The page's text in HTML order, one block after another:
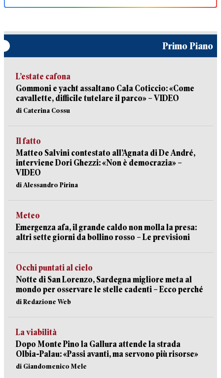
Primo Piano
L’estate cafona
Gommoni e yacht assaltano Cala Coticcio: «Come
cavallette, difficile tutelare il parco» – VIDEO
di Caterina Cossu
Il fatto
Matteo Salvini contestato all’Agnata di De André,
interviene Dori Ghezzi: «Non è democrazia» –
VIDEO
di Alessandro Pirina
Meteo
Emergenza afa, il grande caldo non molla la presa:
altri sette giorni da bollino rosso – Le previsioni
Occhi puntati al cielo
Notte di San Lorenzo, Sardegna migliore meta al
mondo per osservare le stelle cadenti – Ecco perché
di Redazione Web
La viabilità
Dopo Monte Pino la Gallura attende la strada
Olbia-Palau: «Passi avanti, ma servono più risorse»
di Giandomenico Mele